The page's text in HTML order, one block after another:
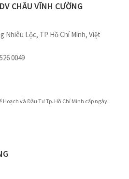
CHÂU VĨNH CƯỜNG
Nhiêu Lộc, TP Hồ Chí Minh, Việt
0049
Hoạch và Đầu Tư Tp. Hồ Chí Minh cấp ngày